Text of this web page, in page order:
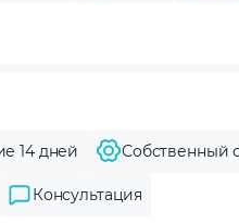
14 дней Собственный
Консультация